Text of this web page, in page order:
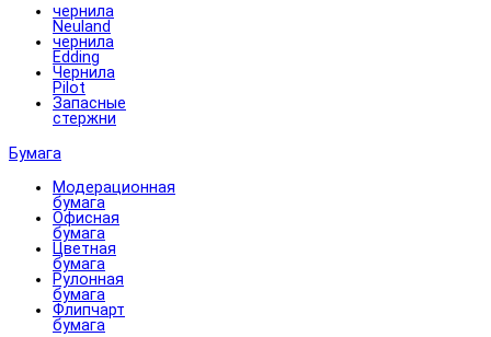
чернила
Neuland
чернила
Edding
Чернила
Pilot
Запасные
стержни
Бумага
Модерационная
бумага
Офисная
бумага
Цветная
бумага
Рулонная
бумага
Флипчарт
бумага